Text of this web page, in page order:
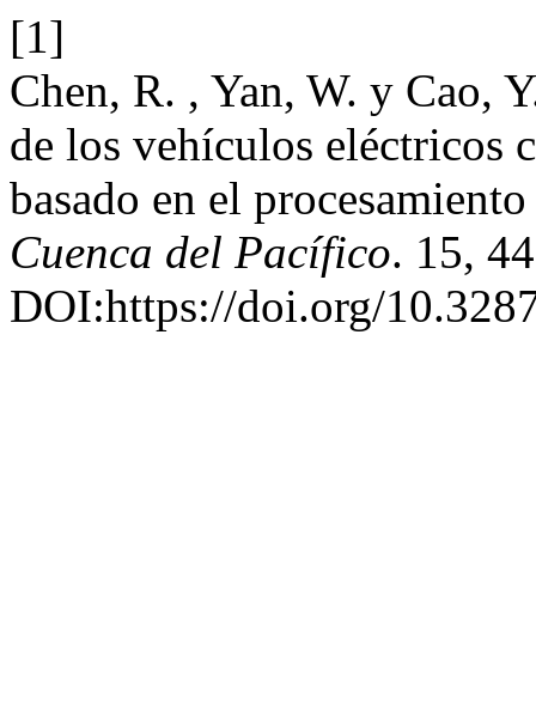
[1]
Chen, R. , Yan, W. y Cao,
de los vehículos eléctricos
basado en el
Cuenca del Pacífico. 15,
DOI:https://doi.org/